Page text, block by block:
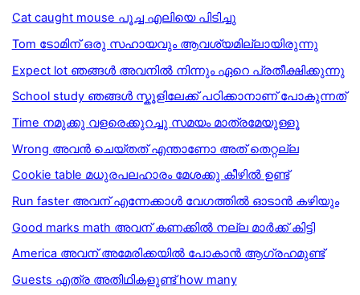
Cat caught mouse പൂച്ച എലിയെ പിടിച്ചു
Tom ടോമിന് ഒരു സഹായവും ആവശ്യമില്ലായിരുന്നു
Expect lot ഞങ്ങൾ അവനിൽ നിന്നും ഏറെ പ്രതീക്ഷിക്കുന്നു
School study ഞങ്ങൾ സ്കൂളിലേക്ക് പഠിക്കാനാണ് പോകുന്നത്
Time നമുക്കു വളരെക്കുറച്ചു സമയം മാത്രമേയുള്ളൂ
Wrong അവൻ ചെയ്തത് എന്താണോ അത് തെറ്റല്ല
Cookie table മധുരപലഹാരം മേശക്കു കീഴിൽ ഉണ്ട്
Run faster അവന് എന്നേക്കാൾ വേഗത്തിൽ ഓടാൻ കഴിയും
Good marks math അവന് കണക്കിൽ നല്ല മാർക്ക് കിട്ടി
America അവന് അമേരിക്കയില്‍ പോകാന്‍ ആഗ്രഹമുണ്ട്
Guests എത്ര അതിഥികളുണ്ട് how many